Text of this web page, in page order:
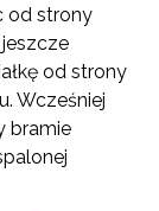
od strony
od strony
Wcześniej
bramie